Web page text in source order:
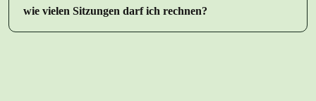
wie vielen Sitzungen darf ich rechnen?